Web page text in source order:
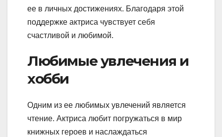
ее в личных достижениях. Благодаря этой
поддержке актриса чувствует себя
счастливой и любимой.
Любимые увлечения и
хобби
Одним из ее любимых увлечений является
чтение. Актриса любит погружаться в мир
книжных героев и наслаждаться